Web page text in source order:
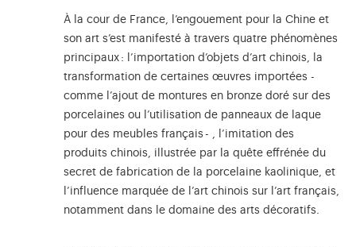
À la cour de France, l’engouement pour la Chine et
son art s’est manifesté à travers quatre phénomènes
principaux : l’importation d’objets d’art chinois, la
transformation de certaines œuvres importées -
comme l’ajout de montures en bronze doré sur des
porcelaines ou l’utilisation de panneaux de laque
pour des meubles français - , l’imitation des
produits chinois, illustrée par la quête effrénée du
secret de fabrication de la porcelaine kaolinique, et
l’influence marquée de l’art chinois sur l’art français,
notamment dans le domaine des arts décoratifs.